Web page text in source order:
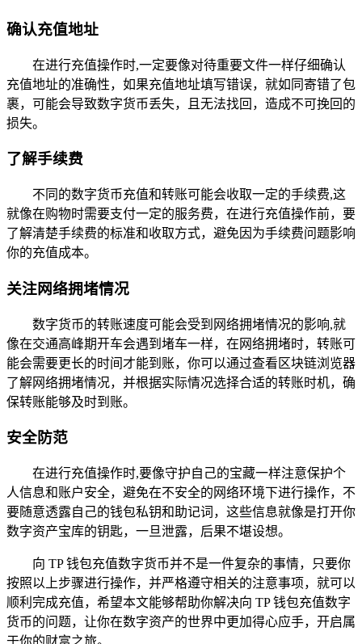
确认充值地址
在进行充值操作时,一定要像对待重要文件一样仔细确认
充值地址的准确性，如果充值地址填写错误，就如同寄错了包
裹，可能会导致数字货币丢失，且无法找回，造成不可挽回的
损失。
了解手续费
不同的数字货币充值和转账可能会收取一定的手续费,这
就像在购物时需要支付一定的服务费，在进行充值操作前，要
了解清楚手续费的标准和收取方式，避免因为手续费问题影响
你的充值成本。
关注网络拥堵情况
数字货币的转账速度可能会受到网络拥堵情况的影响,就
像在交通高峰期开车会遇到堵车一样，在网络拥堵时，转账可
能会需要更长的时间才能到账，你可以通过查看区块链浏览器
了解网络拥堵情况，并根据实际情况选择合适的转账时机，确
保转账能够及时到账。
安全防范
在进行充值操作时,要像守护自己的宝藏一样注意保护个
人信息和账户安全，避免在不安全的网络环境下进行操作，不
要随意透露自己的钱包私钥和助记词，这些信息就像是打开你
数字资产宝库的钥匙，一旦泄露，后果不堪设想。
向 TP 钱包充值数字货币并不是一件复杂的事情，只要你
按照以上步骤进行操作，并严格遵守相关的注意事项，就可以
顺利完成充值，希望本文能够帮助你解决向 TP 钱包充值数字
货币的问题，让你在数字资产的世界中更加得心应手，开启属
于你的财富之旅。